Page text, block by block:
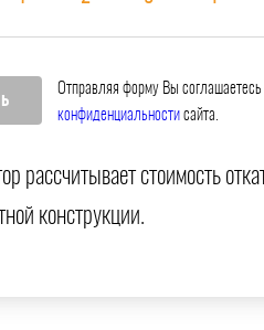
Отправляя форму Вы соглашаетесь
конфиденциальности сайта.
рассчитывает стоимость
конструкции.